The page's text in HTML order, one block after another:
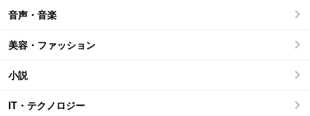
音声・音楽
美容・ファッション
小説
IT・テクノロジー